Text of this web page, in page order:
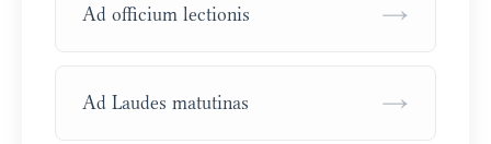
Ad officium lectionis →
Ad Laudes matutinas →